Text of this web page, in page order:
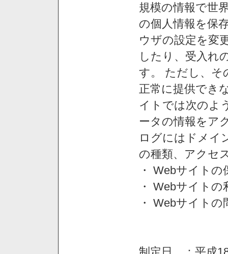
規模の情報で世
の個人情報を保
ウザの設定を変
したり、受入れ
す。 ただし、そ
正常に提供でき
イトでは次のよ
ータの情報をア
ログにはドメイ
の種類、アクセ
・ Webサイトの
・ Webサイト
・ Webサイト